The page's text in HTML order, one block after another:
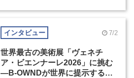
インタビュー 7/2
世界最古の美術展「ヴェネチ
ア・ビエンナーレ2026」に挑む
―B-OWNDが世界に提示する美